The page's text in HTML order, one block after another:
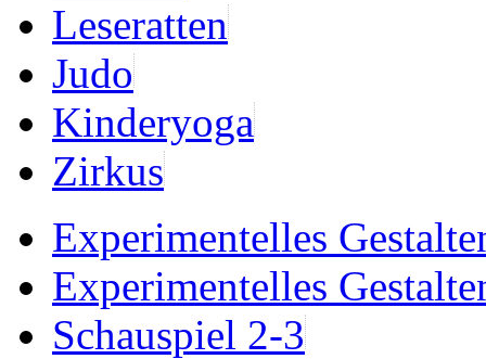
Leseratten
Judo
Kinderyoga
Zirkus
Experimentelles
Experimentelles
Schauspiel 2-3